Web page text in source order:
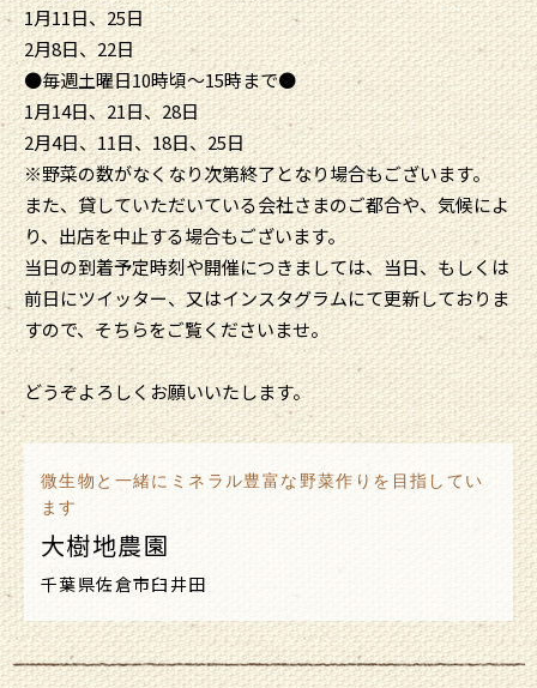
1月11日、25日
2月8日、22日
●毎週土曜日10時頃～15時まで●
1月14日、21日、28日
2月4日、11日、18日、25日
※野菜の数がなくなり次第終了となり場合もございます。
また、貸していただいている会社さまのご都合や、気候によ
り、出店を中止する場合もございます。
当日の到着予定時刻や開催につきましては、当日、もしくは
前日にツイッター、又はインスタグラムにて更新しておりま
すので、そちらをご覧くださいませ。
どうぞよろしくお願いいたします。
微生物と一緒にミネラル豊富な野菜作りを目指してい
ます
大樹地農園
千葉県佐倉市臼井田